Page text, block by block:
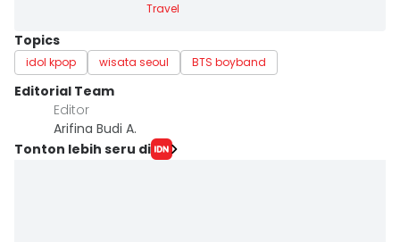
Travel
Topics
idol kpop wisata seoul BTS boyband
Editorial Team
Editor
Arifina Budi A.
Tonton lebih seru di